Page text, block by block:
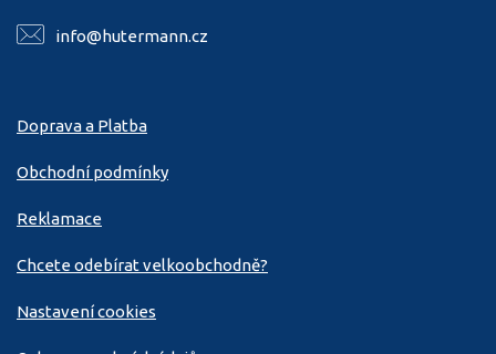
info@hutermann.cz
Doprava a Platba
Obchodní podmínky
Reklamace
Chcete odebírat velkoobchodně?
Nastavení cookies